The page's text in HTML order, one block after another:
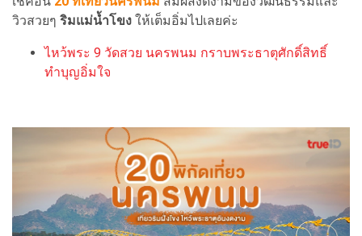
วิวสวยๆ ริมแม่น้ำโขง ให้เต็มอิ่มไปเลยค่ะ
ไหว้พระ 9 วัดสวย นครพนม กราบพระธาตุศักดิ์สิทธิ์
ทำบุญอิ่มใจ